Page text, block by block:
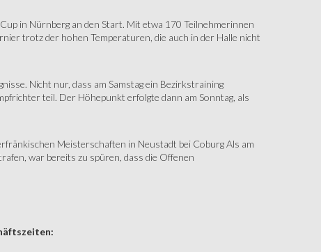
in Nürnberg an den Start. Mit etwa 170 Teilnehmerinnen
trotz der hohen Temperaturen, die auch in der Halle nicht
Nicht nur, dass am Samstag ein Bezirkstraining
teil. Der Höhepunkt erfolgte dann am Sonntag, als
Meisterschaften in Neustadt bei Coburg Als am
war bereits zu spüren, dass die Offenen